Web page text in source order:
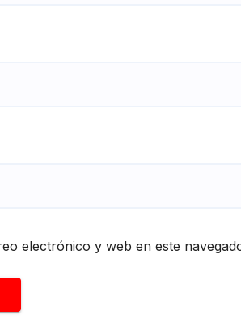
electrónico y web en este